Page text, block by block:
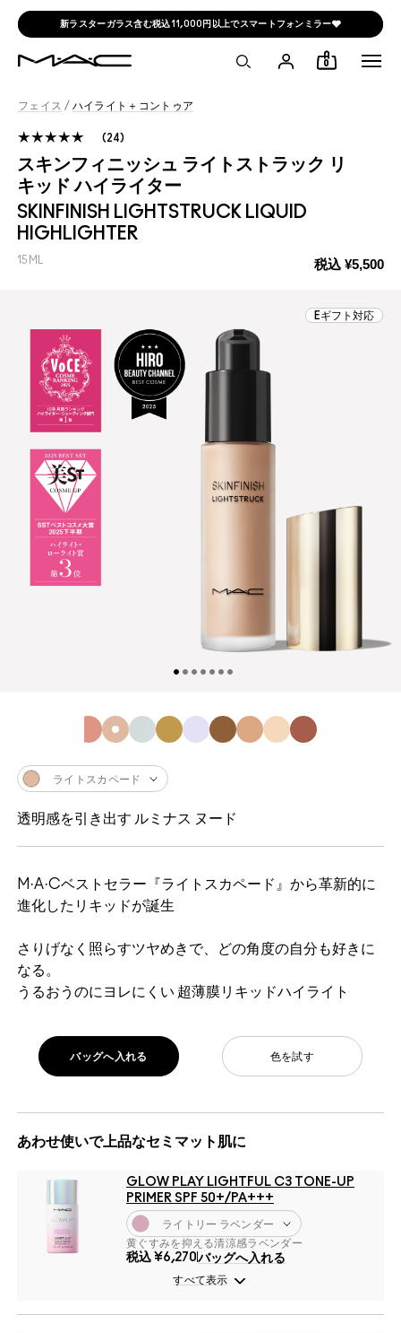
新ラスターガラス含む税込11,000円以上でスマートフォンミラー🩶
0
フェイス / ハイライト＋コントゥア
スキンフィニッシュ ライトストラック リ
キッド ハイライター
SKINFINISH LIGHTSTRUCK LIQUID
HIGHLIGHTER
税込 ¥5,500
15ML
24
Eギフト対応
M·A·Cベストセラー『ライトスカペード』から革新的に
進化したリキッドが誕生
さりげなく照らすツヤめきで、どの角度の自分も好きに
なる。
うるおうのにヨレにくい 超薄膜リキッドハイライト
ライトスカペード
透明感を引き出す ルミナス ヌード
あわせ使いで上品なセミマット肌に
GLOW PLAY LIGHTFUL C3 TONE-UP
PRIMER SPF 50+/PA+++
ライトリー ラベンダー
黄ぐすみを抑える清涼感ラベンダー
税込 ¥6,270バッグへ入れる
すべて表示
色を試す
バッグへ入れる